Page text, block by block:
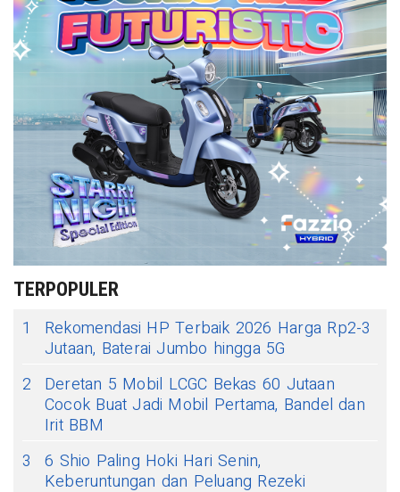
TERPOPULER
1
Rekomendasi HP Terbaik 2026 Harga Rp2-3
Jutaan, Baterai Jumbo hingga 5G
2
Deretan 5 Mobil LCGC Bekas 60 Jutaan
Cocok Buat Jadi Mobil Pertama, Bandel dan
Irit BBM
3
6 Shio Paling Hoki Hari Senin,
Keberuntungan dan Peluang Rezeki